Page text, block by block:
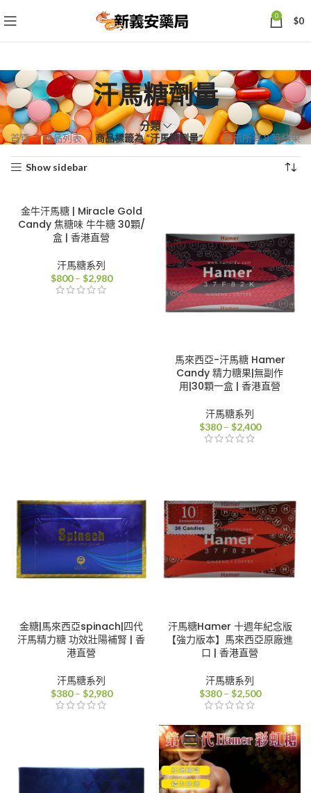
0 $0
汗馬糖劑量
分類
首頁 商品列表 商品標籤為 “汗馬糖劑量” 顯示所有 8 筆結果依
Show sidebar
金牛汗馬糖 | Miracle Gold
Candy 焦糖味 牛牛糖 30顆/
盒 | 香港直營
汗馬糖系列
$800 – $2,980價
馬來西亞-汗馬糖 Hamer
Candy 精力糖果|無副作
用|30顆一盒 | 香港直營
汗馬糖系列
$380 – $2,400價
$2,400
金糖|馬來西亞spinach|四代
汗馬精力糖 功效壯陽補腎 | 香
港直營
汗馬糖系列
$380 – $2,980價
$2,980
汗馬糖Hamer 十週年紀念版
【強力版本】馬來西亞原廠進
口 | 香港直營
汗馬糖系列
$380 – $2,500價
圍：
$380
到
$2,500